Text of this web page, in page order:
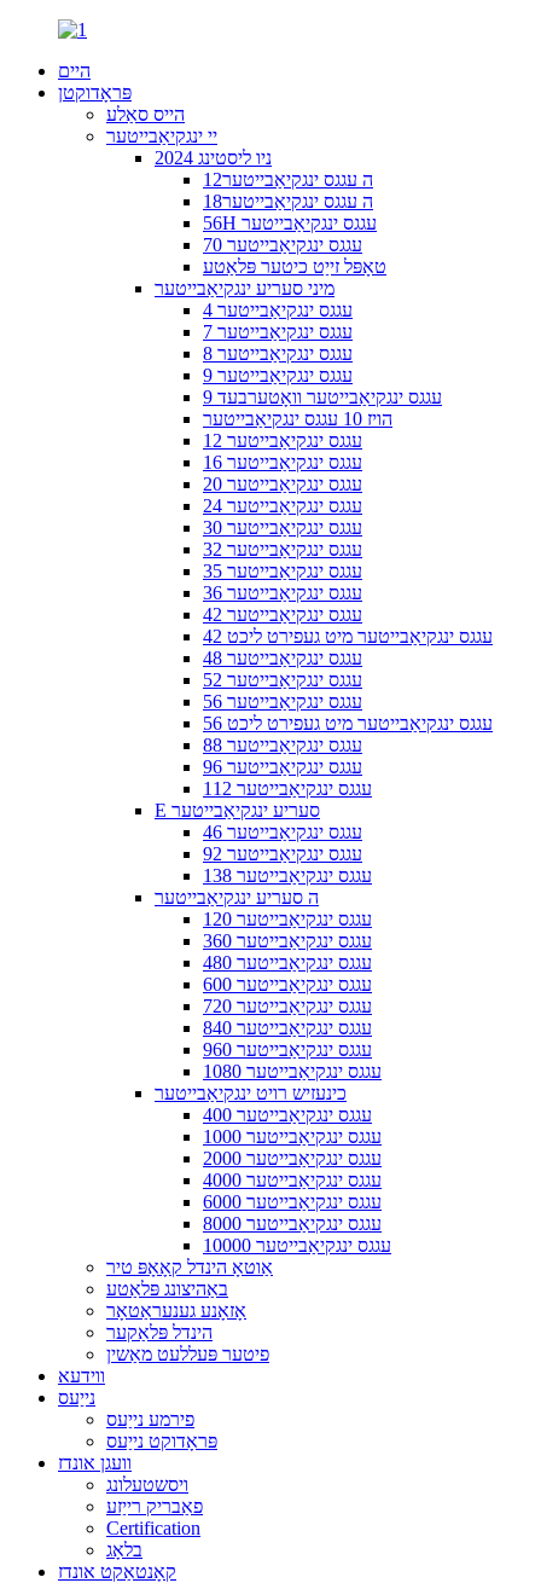
היים
פּראָדוקטן
הייס סאַלע
יי ינגקיאַבייטער
2024 ניו ליסטינג
12ה עגגס ינגקיאַבייטער
18ה עגגס ינגקיאַבייטער
56H עגגס ינגקיאַבייטער
70 עגגס ינגקיאַבייטער
טאָפּל זייַט כיטער פּלאַטע
מיני סעריע ינגקיאַבייטער
4 עגגס ינגקיאַבייטער
7 עגגס ינגקיאַבייטער
8 עגגס ינגקיאַבייטער
9 עגגס ינגקיאַבייטער
9 עגגס ינגקיאַבייטער וואָטערבעד
הויז 10 עגגס ינגקיאַבייטער
12 עגגס ינגקיאַבייטער
16 עגגס ינגקיאַבייטער
20 עגגס ינגקיאַבייטער
24 עגגס ינגקיאַבייטער
30 עגגס ינגקיאַבייטער
32 עגגס ינגקיאַבייטער
35 עגגס ינגקיאַבייטער
36 עגגס ינגקיאַבייטער
42 עגגס ינגקיאַבייטער
42 עגגס ינגקיאַבייטער מיט געפירט ליכט
48 עגגס ינגקיאַבייטער
52 עגגס ינגקיאַבייטער
56 עגגס ינגקיאַבייטער
56 עגגס ינגקיאַבייטער מיט געפירט ליכט
88 עגגס ינגקיאַבייטער
96 עגגס ינגקיאַבייטער
112 עגגס ינגקיאַבייטער
E סעריע ינגקיאַבייטער
46 עגגס ינגקיאַבייטער
92 עגגס ינגקיאַבייטער
138 עגגס ינגקיאַבייטער
ה סעריע ינגקיאַבייטער
120 עגגס ינגקיאַבייטער
360 עגגס ינגקיאַבייטער
480 עגגס ינגקיאַבייטער
600 עגגס ינגקיאַבייטער
720 עגגס ינגקיאַבייטער
840 עגגס ינגקיאַבייטער
960 עגגס ינגקיאַבייטער
1080 עגגס ינגקיאַבייטער
כינעזיש רויט ינגקיאַבייטער
400 עגגס ינגקיאַבייטער
1000 עגגס ינגקיאַבייטער
2000 עגגס ינגקיאַבייטער
4000 עגגס ינגקיאַבייטער
6000 עגגס ינגקיאַבייטער
8000 עגגס ינגקיאַבייטער
10000 עגגס ינגקיאַבייטער
אַוטאָ הינדל קאָאָפּ טיר
באַהיצונג פּלאַטע
אָזאָנע גענעראַטאָר
הינדל פּלאַקער
פיטער פּעללעט מאַשין
ווידעא
נייַעס
פירמע נייַעס
פּראָדוקט נייַעס
וועגן אונדז
ויסשטעלונג
פאַבריק רייַזע
Certification
בלאָג
קאָנטאַקט אונדז